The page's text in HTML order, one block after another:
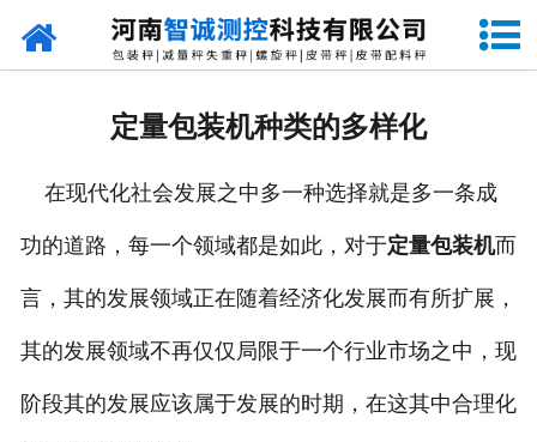
网站首页
设备原理
企业视频
定量包装机种类的多样化
在现代化社会发展之中多一种选择就是多一条成
功的道路，每一个领域都是如此，对于定量包装机而
言，其的发展领域正在随着经济化发展而有所扩展，
其的发展领域不再仅仅局限于一个行业市场之中，现
阶段其的发展应该属于发展的时期，在这其中合理化